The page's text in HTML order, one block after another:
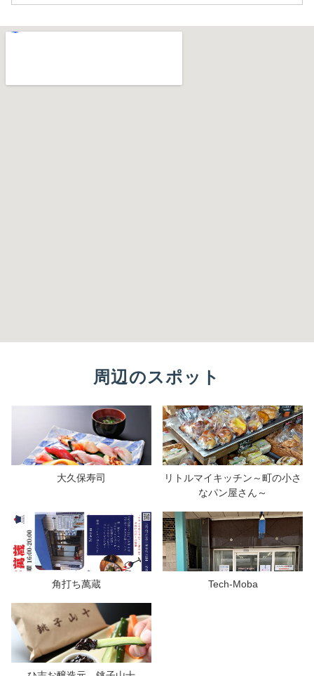
周辺のスポット
大久保寿司
リトルマイキッチン～町の小さ
なパン屋さん～
角打ち萬蔵 Tech-Moba